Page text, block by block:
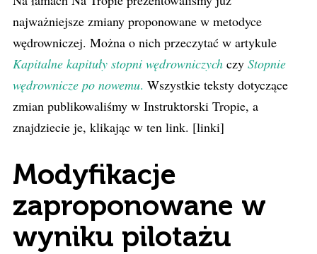
najważniejsze zmiany proponowane w metodyce
wędrowniczej. Można o nich przeczytać w artykule
Kapitalne kapituły stopni wędrowniczych czy Stopnie
wędrownicze po nowemu. Wszystkie teksty dotyczące
zmian publikowaliśmy w Instruktorski Tropie, a
znajdziecie je, klikając w ten link. [linki]
Modyfikacje
zaproponowane w
wyniku pilotażu